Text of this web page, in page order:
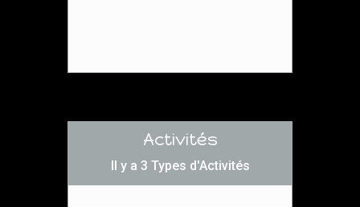
Activités
Il y a 3 Types d'Activités